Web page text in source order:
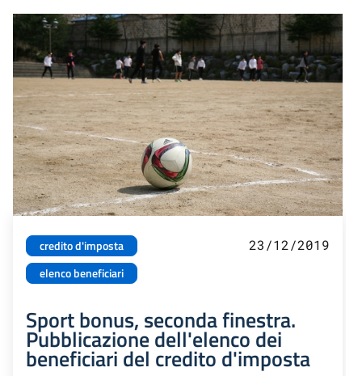
credito d'imposta
elenco beneficiari
23/12/2019
Sport bonus, seconda finestra.
Pubblicazione dell'elenco dei
beneficiari del credito d'imposta